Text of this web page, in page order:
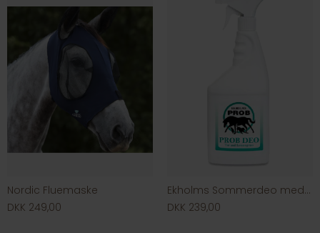
Nordic Fluemaske
DKK 249,00
Ekholms Sommerdeo med tjære 750 ml.
DKK 239,00